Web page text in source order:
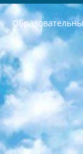
РЕСПУБЛИКА УЗБЕКИСТАН МИНИСТРЕРСТВО ДОШКОЛЬНОГО И ШКОЛЬНОГО ОБРАЗОВАНИЯ КОМАНДА в общеобразовательных учреждениях в 2023-2024 учебном году организация и проведение итоговой государственной аттестации обучающихся о Министра дошкольного и школьного образования Республики Узбекистан от 4 марта 2008 года (постановлением Минюста от 20 марта 2008 года № 1778 государственной регистрации) «Итоговое состояние учащихся общего среднего образования на основании положения об утверждении положения об аттестации общего среднего образования выпускной экзамен студентов в образовательных учреждениях в 2023-2024 учебном году В целях организации и прохождения аттестации приказываю: 1. Следующее: перечень предметов, по которым будет проводиться итоговая государственная аттестация и экзамен формы перевода согласно приложению 1; сертификаты международного образца, оценивающие уровень владения иностранными языками перечень согласно приложению 2; 2. Педагогический при специализированных образовательных учреждениях. научно-практический центр квалификации и международной оценки (Д.Давидова) 2024 г. До 25 марта: задания по предметам, по которым будет проводиться итоговая аттестация разработка и утверждение технических условий; итоговая аттестация на основании разработанного предметного задания разработка вопросов по предметам (устно и письменно), экзамен передача; общеобразовательные средние школы и специальные учебные заведения учащиеся выпускных классов школ и интернатов в агентской системе подготовка базы данных экзаменационных материалов и критериев оценки; перевод базы экзаменационных материалов на все языки обучения подать в Республиканский образовательный центр для изготовления; варианты экзаменов на основе разработанных контрольных материалов пусть будут поставлены задачи формирования. 3. Республиканский образовательный центр (Ш.Худайкулов) до 5 апреля 2024 года. до: база данных предоставленных экзаменационных материалов на все языки обучения перевод и экспертиза; для слепых, слабовидящих, глухих, слабослышащих и умственно отсталых детей учащиеся выпускных классов специализированных школ и школ-интернатов база данных экзаменационных материалов на всех преподаваемых языках подготовка критериев оценки; специализированные школы для умственно отсталых детей и технологии для учащихся выпускных классов школ-интернатов разработка соответствующих рекомендаций и критериев проведения ЕГЭ по естествознанию давать задания. 4. Педагогический при специализированных образовательных учреждениях. Научно-практический центр навыков и международной оценки (Д.Давидова), Республика образовательный центр (Худайкулов Ш.) итоговый государственный аттестационный экзамен ориентирован на творческое и логическое мышление при подготовке базы материалов учитывать введение заданий. 5. Следует отметить, что: сертификат государственного образца о знании общеобразовательного предмета и как минимум национальный уровень B1 по предметам на иностранных языках, указанным в Приложении 2. или международно признанный сертификат эквивалентного уровня студенты, изучающие определенный предмет, освобождаются от экзамена; по соответствующим предметам запланирована итоговая государственная аттестация за день